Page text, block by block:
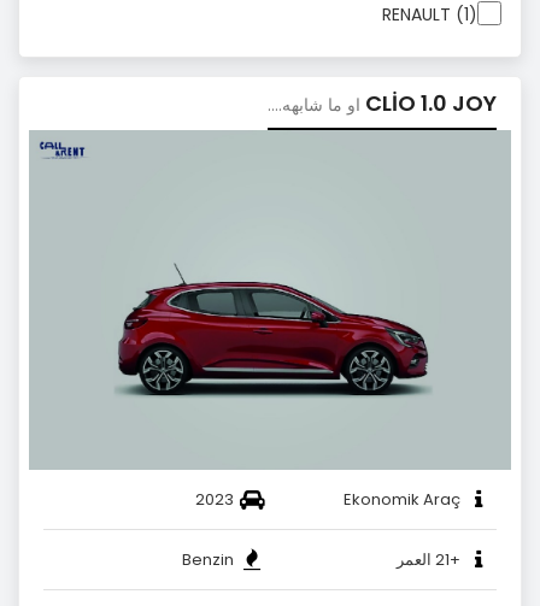
RENAULT (1)
CLİO 1.0 JOY او ما شابهه....
2023 Ekonomik Araç
Benzin +21 العمر